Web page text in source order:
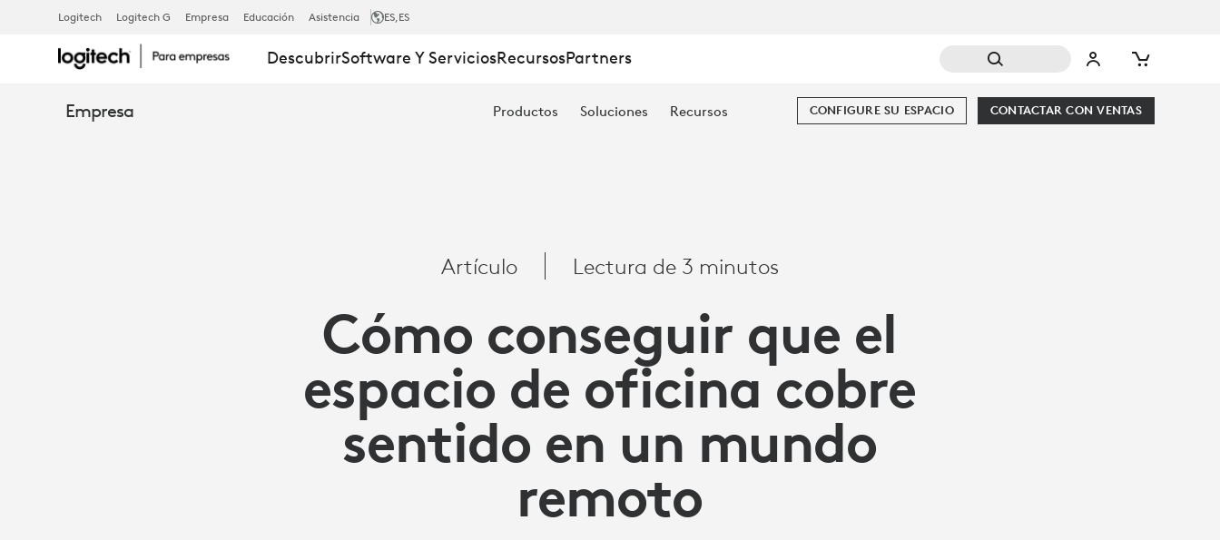
ESPACIO
DE
PLANTILLA
Logitech Logitech G Empresa Educación Asistencia ES,ES
DescubrirSoftware Y ServiciosRecursosPartners
Empresa Productos Soluciones Recursos CONTACTAR CON VENTAS
CONFIGURE SU ESPACIO
Artículo Lectura de 3 minutos
Cómo conseguir que el
espacio de oficina cobre
sentido en un mundo
remoto